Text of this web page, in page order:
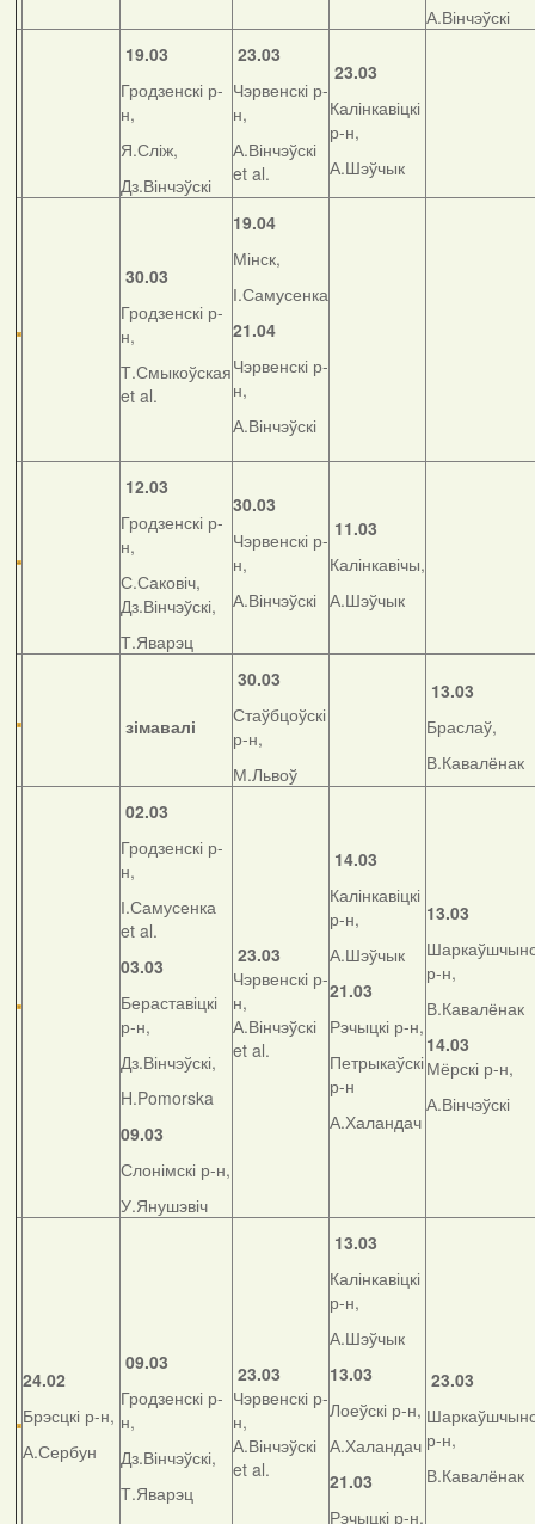
А.Вінчэўскі
19.03
Гродзенскі р-
н,
Я.Сліж,
Дз.Вінчэўскі
23.03
Чэрвенскі р-
н,
А.Вінчэўскі
et al.
23.03
Калінкавіцкі
р-н,
А.Шэўчык
30.03
Гродзенскі р-
н,
Т.Смыкоўская
et al.
19.04
Мінск,
І.Самусенка
21.04
Чэрвенскі р-
н,
А.Вінчэўскі
12.03
Гродзенскі р-
н,
С.Саковіч,
Дз.Вінчэўскі,
Т.Яварэц
30.03
Чэрвенскі р-
н,
А.Вінчэўскі
11.03
Калінкавічы,
А.Шэўчык
зімавалі
30.03
Стаўбцоўскі
р-н,
М.Львоў
13.03
Браслаў,
В.Кавалёнак
02.03
Гродзенскі р-
н,
І.Самусенка
et al.
03.03
Бераставіцкі
р-н,
Дз.Вінчэўскі,
H.Pomorska
09.03
Слонімскі р-н,
У.Янушэвіч
23.03
Чэрвенскі р-
н,
А.Вінчэўскі
et al.
14.03
Калінкавіцкі
р-н,
А.Шэўчык
21.03
Рэчыцкі р-н,
Петрыкаўскі
р-н
А.Халандач
13.03
р-н,
В.Кавалёнак
14.03
Мёрскі р-н,
А.Вінчэўскі
24.02
Брэсцкі р-н,
А.Сербун
09.03
Гродзенскі р-
н,
Дз.Вінчэўскі,
Т.Яварэц
23.03
Чэрвенскі р-
н,
А.Вінчэўскі
et al.
13.03
Калінкавіцкі
р-н,
А.Шэўчык
13.03
Лоеўскі р-н,
А.Халандач
21.03
Рэчыцкі р-н,
23.03
р-н,
В.Кавалёнак